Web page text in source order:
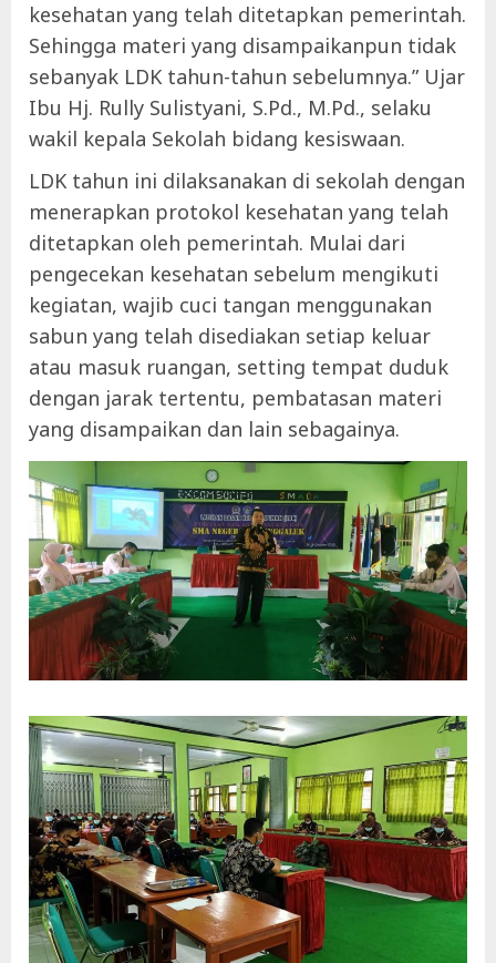
kesehatan yang telah ditetapkan pemerintah.
Sehingga materi yang disampaikanpun tidak
sebanyak LDK tahun-tahun sebelumnya.” Ujar
Ibu Hj. Rully Sulistyani, S.Pd., M.Pd., selaku
wakil kepala Sekolah bidang kesiswaan.
LDK tahun ini dilaksanakan di sekolah dengan
menerapkan protokol kesehatan yang telah
ditetapkan oleh pemerintah. Mulai dari
pengecekan kesehatan sebelum mengikuti
kegiatan, wajib cuci tangan menggunakan
sabun yang telah disediakan setiap keluar
atau masuk ruangan, setting tempat duduk
dengan jarak tertentu, pembatasan materi
yang disampaikan dan lain sebagainya.